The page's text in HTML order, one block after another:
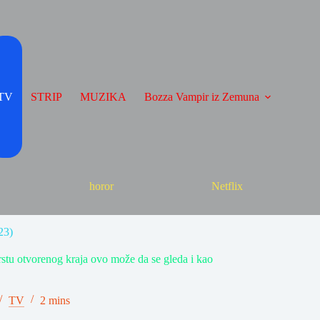
STRIP MUZIKA Bozza Vampir iz Zemuna
horor Netflix
otvorenog kraja ovo može da se gleda i kao
TV 2 mins